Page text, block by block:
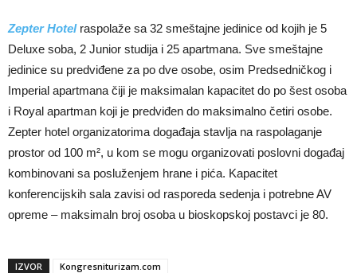
Zepter Hotelraspolaže sa 32 smeštajne jedinice od kojih je 5
Deluxe soba, 2 Junior studija i 25 apartmana. Sve smeštajne
jedinice su predviđene za po dve osobe, osim Predsedničkog i
Imperial apartmana čiji je maksimalan kapacitet do po šest osoba
i Royal apartman koji je predviđen do maksimalno četiri osobe.
Zepter hotel organizatorima događaja stavlja na raspolaganje
prostor od 100 m², u kom se mogu organizovati poslovni događaj
kombinovani sa posluženjem hrane i pića. Kapacitet
konferencijskih sala zavisi od rasporeda sedenja i potrebne AV
opreme – maksimaln broj osoba u bioskopskoj postavci je 80.
IZVOR
Kongresniturizam.com